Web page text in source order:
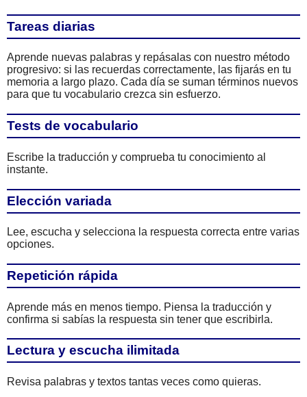
Tareas diarias
Aprende nuevas palabras y repásalas con nuestro método
progresivo: si las recuerdas correctamente, las fijarás en tu
memoria a largo plazo. Cada día se suman términos nuevos
para que tu vocabulario crezca sin esfuerzo.
Tests de vocabulario
Escribe la traducción y comprueba tu conocimiento al
instante.
Elección variada
Lee, escucha y selecciona la respuesta correcta entre varias
opciones.
Repetición rápida
Aprende más en menos tiempo. Piensa la traducción y
confirma si sabías la respuesta sin tener que escribirla.
Lectura y escucha ilimitada
Revisa palabras y textos tantas veces como quieras.